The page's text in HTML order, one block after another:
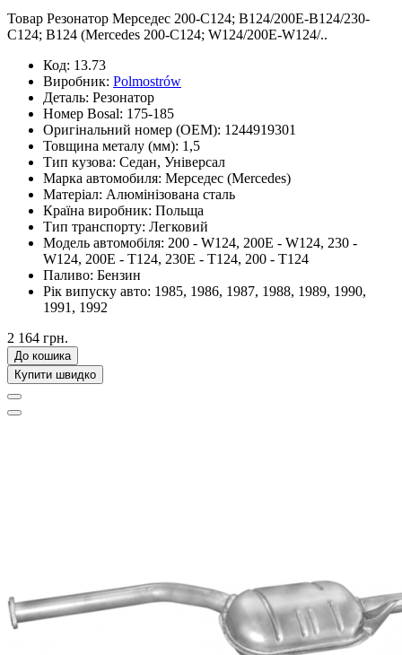
Товар Резонатор Мерседес 200-С124; В124/200Е-В124/230-
С124; В124 (Mercedes 200-C124; W124/200E-W124/..
Код: 13.73
Виробник: Polmostrów
Деталь: Резонатор
Номер Bosal: 175-185
Оригінальний номер (OEM): 1244919301
Товщина металу (мм): 1,5
Тип кузова: Седан, Універсал
Марка автомобиля: Мерседес (Mercedes)
Матеріал: Алюмінізована сталь
Країна виробник: Польща
Тип транспорту: Легковий
Модель автомобіля: 200 - W124, 200E - W124, 230 -
W124, 200E - T124, 230E - T124, 200 - T124
Паливо: Бензин
Рік випуску авто: 1985, 1986, 1987, 1988, 1989, 1990,
1991, 1992
2 164 грн.
До кошика
Купити швидко